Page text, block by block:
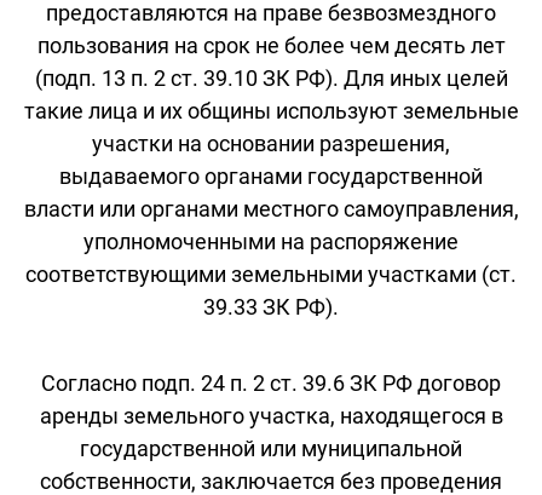
предоставляются на праве безвозмездного
пользования на срок не более чем десять лет
(подп. 13 п. 2 ст. 39.10 ЗК РФ). Для иных целей
такие лица и их общины используют земельные
участки на основании разрешения,
выдаваемого органами государственной
власти или органами местного самоуправления,
уполномоченными на распоряжение
соответствующими земельными участками (ст.
39.33 ЗК РФ).
Согласно подп. 24 п. 2 ст. 39.6 ЗК РФ договор
аренды земельного участка, находящегося в
государственной или муниципальной
собственности, заключается без проведения